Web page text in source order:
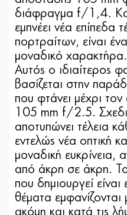
διάφραγμα f/1,4.
εμπνέει νέα επίπεδα
πορτραίτων, είναι
μοναδικό χαρακτήρα.
Αυτός ο ιδιαίτερος
βασίζεται στην
που φτάνει μέχρι
105 mm f/2.5.
αποτυπώνει τέλεια
εντελώς νέα οπτική
μοναδική ευκρίνεια,
από άκρη σε άκρη.
που δημιουργεί
θέματα εμφανίζονται
ακόμη και κατά τις